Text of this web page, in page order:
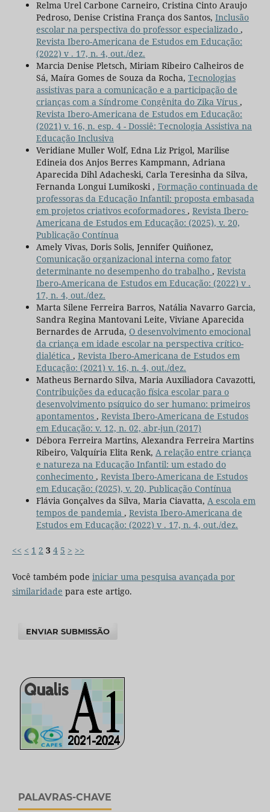
Relma Urel Carbone Carneiro, Cristina Cinto Araujo
Pedroso, Denise Cristina França dos Santos, Inclusão
escolar na perspectiva do professor especializado ,
Revista Ibero-Americana de Estudos em Educação:
(2022) v . 17, n. 4, out./dez.
Marcia Denise Pletsch, Miriam Ribeiro Calheiros de
Sá, Maíra Gomes de Souza da Rocha, Tecnologias
assistivas para a comunicação e a participação de
crianças com a Síndrome Congênita do Zika Vírus ,
Revista Ibero-Americana de Estudos em Educação:
(2021) v. 16, n. esp. 4 - Dossiê: Tecnologia Assistiva na
Educação Inclusiva
Veridiane Muller Wolf, Edna Liz Prigol, Marilise
Edineia dos Anjos Berres Kampmann, Adriana
Aparecida Dihl Adacheski, Carla Teresinha da Silva,
Fernanda Longui Lumikoski , Formação continuada de
professoras da Educação Infantil: proposta embasada
em projetos criativos ecoformadores , Revista Ibero-
Americana de Estudos em Educação: (2025), v. 20,
Publicação Contínua
Amely Vivas, Doris Solis, Jennifer Quiñonez,
Comunicação organizacional interna como fator
determinante no desempenho do trabalho , Revista
Ibero-Americana de Estudos em Educação: (2022) v .
17, n. 4, out./dez.
Marta Silene Ferreira Barros, Natália Navarro Garcia,
Sandra Regina Mantovani Leite, Viviane Aparecida
Bernardes de Arruda, O desenvolvimento emocional
da criança em idade escolar na perspectiva crítico-
dialética , Revista Ibero-Americana de Estudos em
Educação: (2021) v. 16, n. 4, out./dez.
Matheus Bernardo Silva, Maria Auxiliadora Cavazotti,
Contribuições da educação física escolar para o
desenvolvimento psíquico do ser humano: primeiros
apontamentos , Revista Ibero-Americana de Estudos
em Educação: v. 12, n. 02, abr-jun (2017)
Débora Ferreira Martins, Alexandra Ferreira Martins
Ribeiro, Valquíria Elita Renk, A relação entre criança
e natureza na Educação Infantil: um estado do
conhecimento , Revista Ibero-Americana de Estudos
em Educação: (2025), v. 20, Publicação Contínua
Flávia Gonçalves da Silva, Maria Ciavatta, A escola em
tempos de pandemia , Revista Ibero-Americana de
Estudos em Educação: (2022) v . 17, n. 4, out./dez.
<< < 1 2 3 4 5 > >>
Você também pode iniciar uma pesquisa avançada por
similaridade para este artigo.
ENVIAR SUBMISSÃO
PALAVRAS-CHAVE